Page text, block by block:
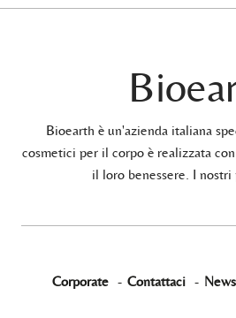
Bioearth è un'azienda italiana
cosmetici per il corpo è realizzata
il loro benessere. I
Corporate - Contattaci -